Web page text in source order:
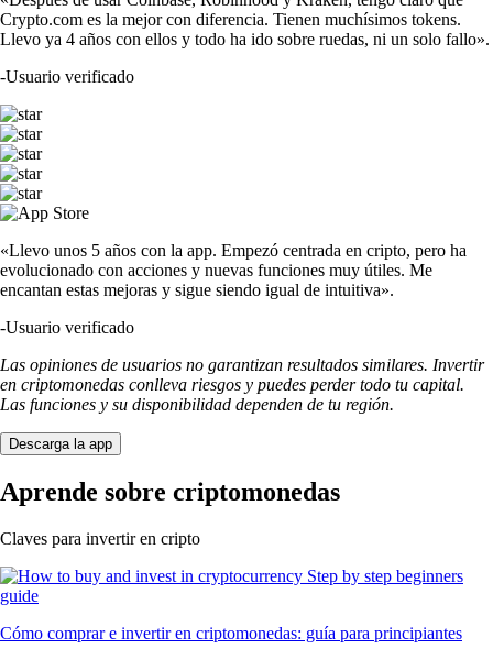
Crypto.com es la mejor con diferencia. Tienen muchísimos tokens.
Llevo ya 4 años con ellos y todo ha ido sobre ruedas, ni un solo fallo».
-Usuario verificado
«Llevo unos 5 años con la app. Empezó centrada en cripto, pero ha
evolucionado con acciones y nuevas funciones muy útiles. Me
encantan estas mejoras y sigue siendo igual de intuitiva».
-Usuario verificado
Las opiniones de usuarios no garantizan resultados similares. Invertir
en criptomonedas conlleva riesgos y puedes perder todo tu capital.
Las funciones y su disponibilidad dependen de tu región.
Descarga la app
Aprende sobre criptomonedas
Claves para invertir en cripto
Cómo comprar e invertir en criptomonedas: guía para principiantes